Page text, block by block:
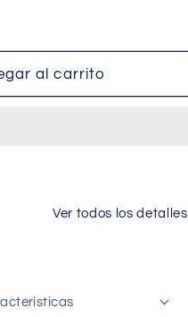
al carrito
Ver todos los detalles